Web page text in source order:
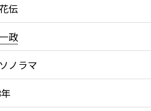
伝
政
ノラマ